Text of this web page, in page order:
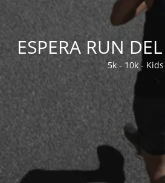
ESPERA RUN
5k - 10k - Kids